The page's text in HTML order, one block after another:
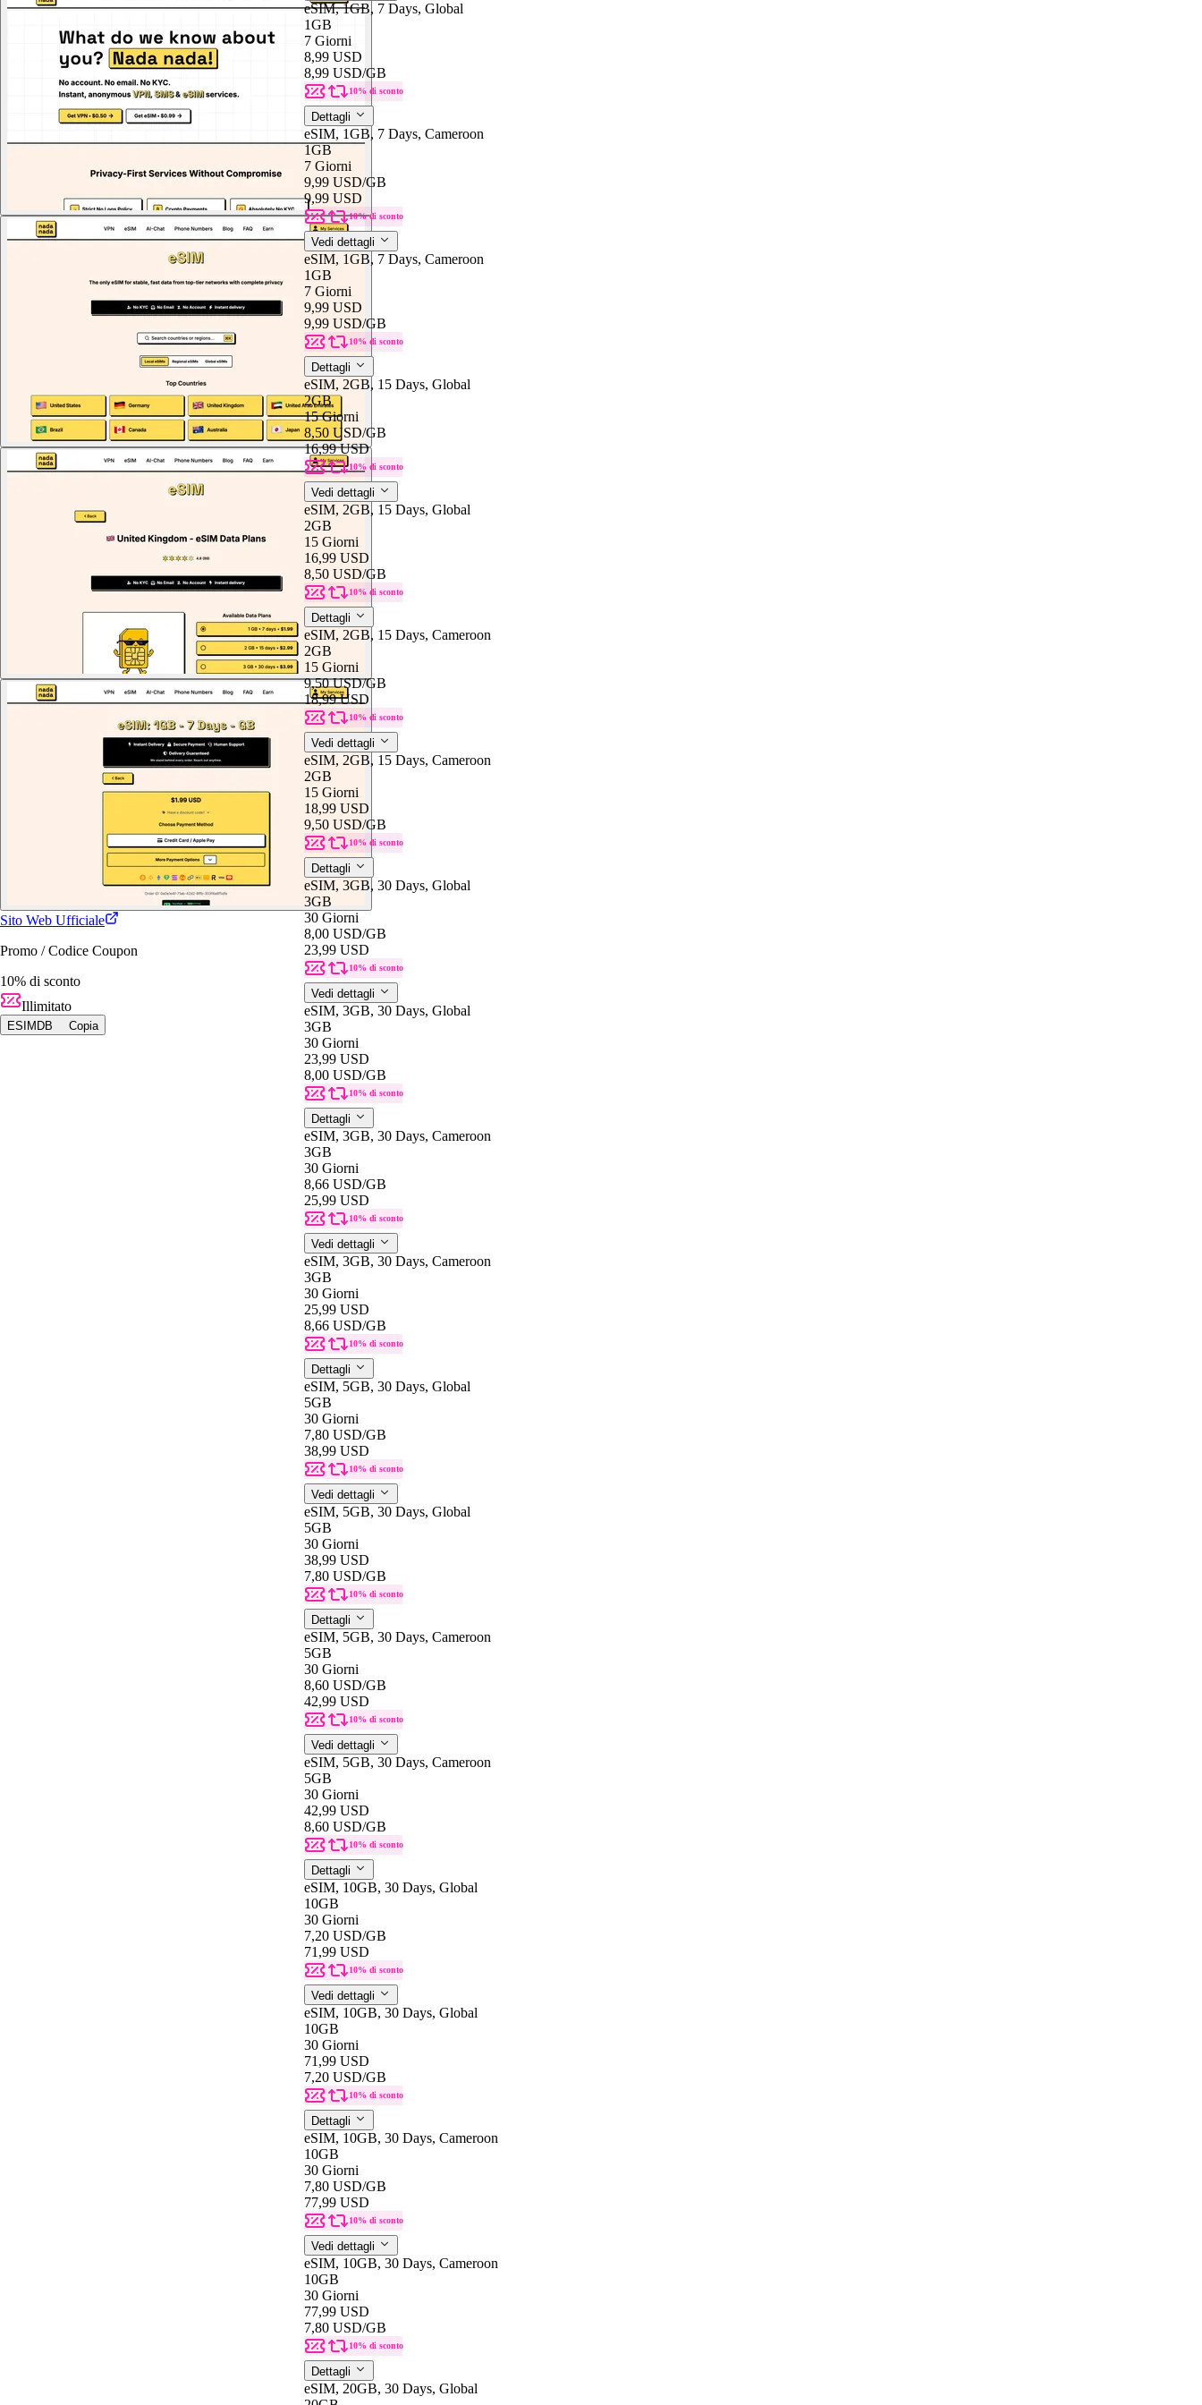
Sito Web Ufficiale
Promo / Codice Coupon
10% di sconto
Illimitato
ESIMDB Copia
eSIM, 1GB, 7 Days, Global
1GB
7 Giorni
8,99 USD
8,99 USD/GB
10% di sconto
Dettagli
eSIM, 1GB, 7 Days, Cameroon
1GB
7 Giorni
9,99 USD/GB
9,99 USD
10% di sconto
Vedi dettagli
eSIM, 1GB, 7 Days, Cameroon
1GB
7 Giorni
9,99 USD
9,99 USD/GB
10% di sconto
Dettagli
eSIM, 2GB, 15 Days, Global
2GB
15 Giorni
8,50 USD/GB
16,99 USD
10% di sconto
Vedi dettagli
eSIM, 2GB, 15 Days, Global
2GB
15 Giorni
16,99 USD
8,50 USD/GB
10% di sconto
Dettagli
eSIM, 2GB, 15 Days, Cameroon
2GB
15 Giorni
9,50 USD/GB
18,99 USD
10% di sconto
Vedi dettagli
eSIM, 2GB, 15 Days, Cameroon
2GB
15 Giorni
18,99 USD
9,50 USD/GB
10% di sconto
Dettagli
eSIM, 3GB, 30 Days, Global
3GB
30 Giorni
8,00 USD/GB
23,99 USD
10% di sconto
Vedi dettagli
eSIM, 3GB, 30 Days, Global
3GB
30 Giorni
23,99 USD
8,00 USD/GB
10% di sconto
Dettagli
eSIM, 3GB, 30 Days, Cameroon
3GB
30 Giorni
8,66 USD/GB
25,99 USD
10% di sconto
Vedi dettagli
eSIM, 3GB, 30 Days, Cameroon
3GB
30 Giorni
25,99 USD
8,66 USD/GB
10% di sconto
Dettagli
eSIM, 5GB, 30 Days, Global
5GB
30 Giorni
7,80 USD/GB
38,99 USD
10% di sconto
Vedi dettagli
eSIM, 5GB, 30 Days, Global
5GB
30 Giorni
38,99 USD
7,80 USD/GB
10% di sconto
Dettagli
eSIM, 5GB, 30 Days, Cameroon
5GB
30 Giorni
8,60 USD/GB
42,99 USD
10% di sconto
Vedi dettagli
eSIM, 5GB, 30 Days, Cameroon
5GB
30 Giorni
42,99 USD
8,60 USD/GB
10% di sconto
Dettagli
eSIM, 10GB, 30 Days, Global
10GB
30 Giorni
7,20 USD/GB
71,99 USD
10% di sconto
Vedi dettagli
eSIM, 10GB, 30 Days, Global
10GB
30 Giorni
71,99 USD
7,20 USD/GB
10% di sconto
Dettagli
eSIM, 10GB, 30 Days, Cameroon
10GB
30 Giorni
7,80 USD/GB
77,99 USD
10% di sconto
Vedi dettagli
eSIM, 10GB, 30 Days, Cameroon
10GB
30 Giorni
77,99 USD
7,80 USD/GB
10% di sconto
Dettagli
eSIM, 20GB, 30 Days, Global